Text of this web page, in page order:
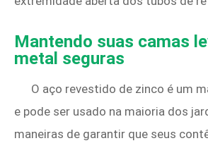
Mantendo suas camas
metal seguras
O aço revestido de zinco é um
e pode ser usado na maioria dos
maneiras de garantir que seus